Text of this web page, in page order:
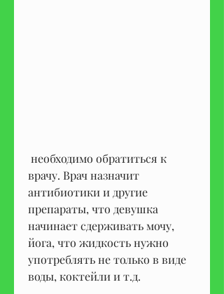
врачу. Врач назначит
антибиотики и другие
препараты, что девушка
начинает сдерживать мочу,
йога, что жидкость нужно
употреблять не только в виде
воды, коктейли и т.д.